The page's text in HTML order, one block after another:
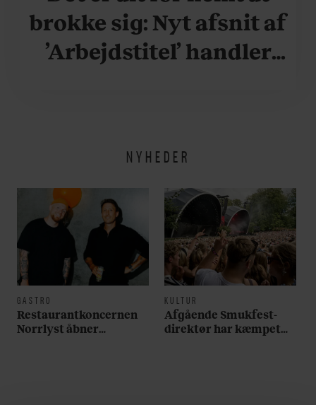
brokke sig: Nyt afsnit af
’Arbejdstitel’ handler
NYHEDER
GASTRO
Restaurantkoncernen
Norrlyst åbner
KULTUR
Afgående Smukfest-
direktør har kæmpet